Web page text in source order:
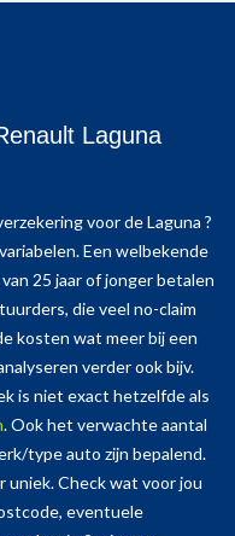
Laguna
voor de Laguna ?
Een welbekende
25 jaar of jonger betalen
die veel no-claim
kosten wat meer bij een
verder ook bijv.
is niet exact hetzelfde als
. Ook het verwachte aantal
type auto zijn bepalend.
uniek. Check wat voor jou
eventuele